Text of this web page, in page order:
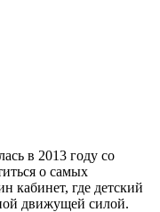
в 2013 году со
о самых
кабинет, где детский
движущей силой.